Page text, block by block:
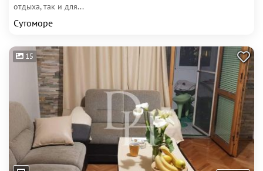
отдыха, так и для...
Сутоморе
15